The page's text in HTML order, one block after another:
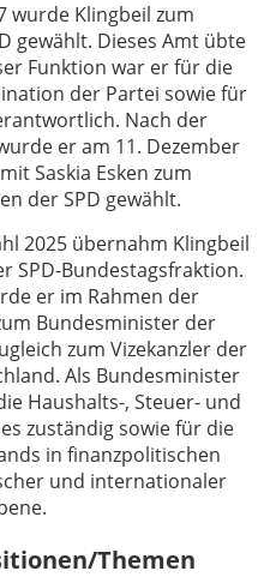
wurde Klingbeil zum
gewählt. Dieses Amt übte
Funktion war er für die
der Partei sowie für
Nach der
er am 11. Dezember
Saskia Esken zum
der SPD gewählt.
2025 übernahm Klingbeil
SPD-Bundestagsfraktion.
er im Rahmen der
Bundesminister der
zum Vizekanzler der
Als Bundesminister
Haushalts-, Steuer- und
zuständig sowie für die
in finanzpolitischen
und internationaler
Themen